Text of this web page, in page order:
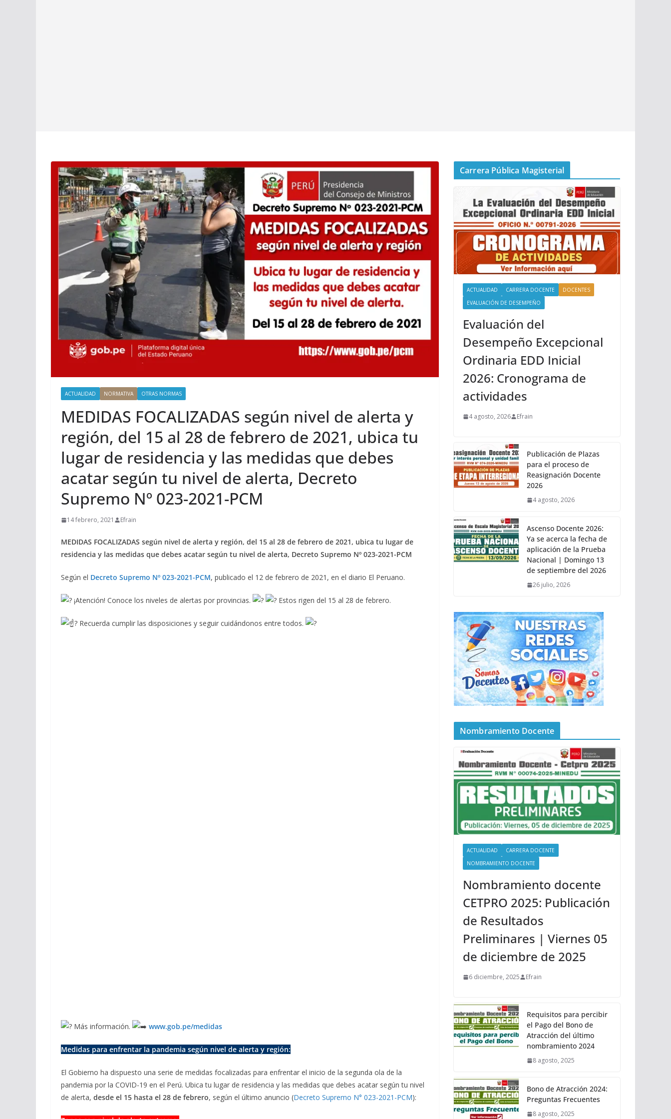
ACTUALIDAD NORMATIVA OTRAS NORMAS
MEDIDAS FOCALIZADAS según nivel de alerta y
región, del 15 al 28 de febrero de 2021, ubica tu
lugar de residencia y las medidas que debes
acatar según tu nivel de alerta, Decreto
Supremo Nº 023-2021-PCM
14 febrero, 2021 Efrain
MEDIDAS FOCALIZADAS según nivel de alerta y región, del 15 al 28 de febrero de 2021, ubica tu lugar de
residencia y las medidas que debes acatar según tu nivel de alerta, Decreto Supremo Nº 023-2021-PCM
Según el Decreto Supremo Nº 023-2021-PCM, publicado el 12 de febrero de 2021, en el diario El Peruano.
¡Atención! Conoce los niveles de alertas por provincias. Estos rigen del 15 al 28 de febrero.
Recuerda cumplir las disposiciones y seguir cuidándonos entre todos.
Más información. www.gob.pe/medidas
Medidas para enfrentar la pandemia según nivel de alerta y región:
El Gobierno ha dispuesto una serie de medidas focalizadas para enfrentar el inicio de la segunda ola de la
pandemia por la COVID-19 en el Perú. Ubica tu lugar de residencia y las medidas que debes acatar según tu nivel
de alerta, desde el 15 hasta el 28 de febrero, según el último anuncio (Decreto Supremo N° 023-2021-PCM):
Carrera Pública Magisterial
ACTUALIDAD CARRERA DOCENTE
DOCENTES
EVALUACIÓN DE DESEMPEÑO
Evaluación del
Desempeño Excepcional
Ordinaria EDD Inicial
2026: Cronograma de
actividades
4 agosto, 2026 Efrain
Publicación de Plazas
para el proceso de
Reasignación Docente
2026
4 agosto, 2026
Ascenso Docente 2026:
Ya se acerca la fecha de
aplicación de la Prueba
Nacional | Domingo 13
de septiembre del 2026
26 julio, 2026
Nombramiento Docente
ACTUALIDAD
CARRERA DOCENTE
NOMBRAMIENTO DOCENTE
Nombramiento docente
CETPRO 2025: Publicación
de Resultados
Preliminares | Viernes 05
de diciembre de 2025
6 diciembre, 2025 Efrain
Requisitos para percibir
el Pago del Bono de
Atracción del último
nombramiento 2024
8 agosto, 2025
Bono de Atracción 2024:
Preguntas Frecuentes
8 agosto, 2025